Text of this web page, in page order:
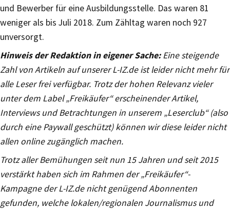
und Bewerber für eine Ausbildungsstelle. Das waren 81
weniger als bis Juli 2018. Zum Zähltag waren noch 927
unversorgt.
Hinweis der Redaktion in eigener Sache: Eine steigende
Zahl von Artikeln auf unserer L-IZ.de ist leider nicht mehr für
alle Leser frei verfügbar. Trotz der hohen Relevanz vieler
unter dem Label „Freikäufer“ erscheinender Artikel,
Interviews und Betrachtungen in unserem „Leserclub“ (also
durch eine Paywall geschützt) können wir diese leider nicht
allen online zugänglich machen.
Trotz aller Bemühungen seit nun 15 Jahren und seit 2015
verstärkt haben sich im Rahmen der „Freikäufer“-
Kampagne der L-IZ.de nicht genügend Abonnenten
gefunden, welche lokalen/regionalen Journalismus und